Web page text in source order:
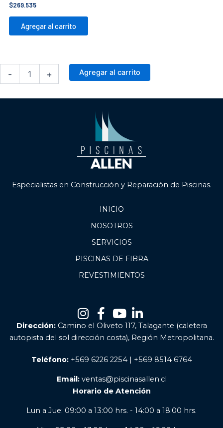
$269.535
Agregar al carrito
-
Contracorriente
+ Agregar al carrito
Especialistas en Construcción y Reparación de Piscinas.
INICIO
NOSOTROS
SERVICIOS
PISCINAS DE FIBRA
REVESTIMIENTOS
Dirección:Camino el Oliveto 117, Talagante (caletera
autopista del sol dirección costa), Región Metropolitana.
Teléfono:+569 6226 2254 | +569 8514 6764
Email:ventas@piscinasallen.cl
Horario de Atención
Lun a Jue: 09:00 a 13:00 hrs. - 14:00 a 18:00 hrs.